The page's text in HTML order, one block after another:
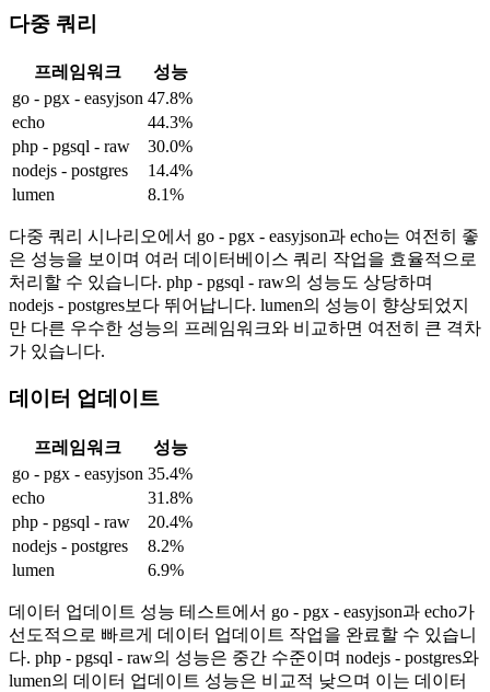
다중 쿼리
프레임워크
성능
go - pgx - easyjson 47.8%
echo
44.3%
php - pgsql - raw
30.0%
nodejs - postgres
14.4%
lumen
8.1%
다중 쿼리 시나리오에서 go - pgx - easyjson과 echo는 여전히 좋
은 성능을 보이며 여러 데이터베이스 쿼리 작업을 효율적으로
처리할 수 있습니다. php - pgsql - raw의 성능도 상당하며
nodejs - postgres보다 뛰어납니다. lumen의 성능이 향상되었지
만 다른 우수한 성능의 프레임워크와 비교하면 여전히 큰 격차
가 있습니다.
데이터 업데이트
프레임워크
성능
go - pgx - easyjson 35.4%
echo
31.8%
php - pgsql - raw
20.4%
nodejs - postgres
8.2%
lumen
6.9%
데이터 업데이트 성능 테스트에서 go - pgx - easyjson과 echo가
선도적으로 빠르게 데이터 업데이트 작업을 완료할 수 있습니
다. php - pgsql - raw의 성능은 중간 수준이며 nodejs - postgres와
lumen의 데이터 업데이트 성능은 비교적 낮으며 이는 데이터